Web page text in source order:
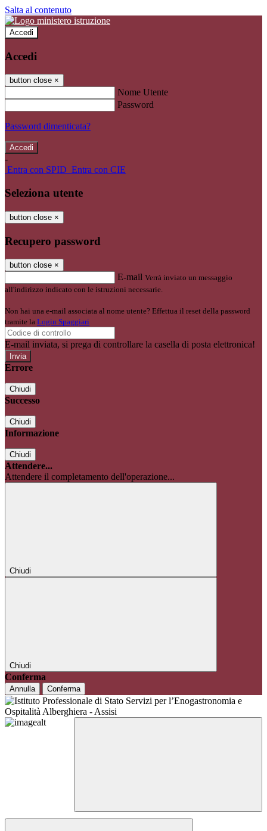
Salta al contenuto
Accedi
Accedi
button close ×
Nome Utente
Password
Password dimenticata?
-
Entra con SPID Entra con CIE
Seleziona utente
button close ×
Recupero password
button close ×
E-mail Verrà inviato un messaggio
all'indirizzo indicato con le istruzioni necessarie.
Non hai una e-mail associata al nome utente? Effettua il reset della password
tramite la Login Spaggiari
E-mail inviata, si prega di controllare la casella di posta elettronica!
Errore
Chiudi
Successo
Chiudi
Informazione
Chiudi
Attendere...
Attendere il completamento dell'operazione...
Chiudi
Chiudi
Conferma
Annulla Conferma